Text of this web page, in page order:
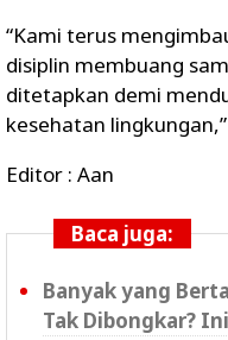
“Kami terus
disiplin membuang
ditetapkan demi
kesehatan
Editor : Aan
Baca juga:
Banyak yang
Tak Dibongkar?